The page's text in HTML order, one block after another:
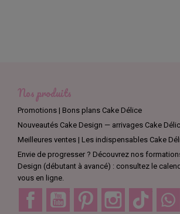
Nos produits
Promotions | Bons plans Cake Délice
Nouveautés Cake Design — arrivages Cake
Meilleures ventes | Les indispensables Cake
Envie de progresser ? Découvrez nos
Design (débutant à avancé) : consultez le
vous en ligne.
Facebook YouTube Pinterest Instagram TikTok